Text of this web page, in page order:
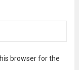
browser for the